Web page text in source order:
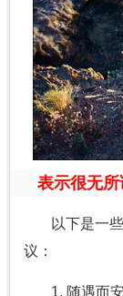
表示很无所
以下是一
议：
1. 随遇而